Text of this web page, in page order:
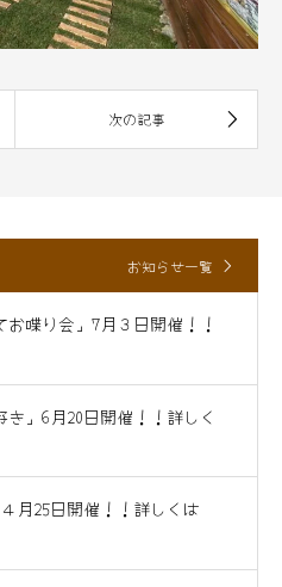
お知らせ一覧
喋り会」7月３日開催！！
」6月20日開催！！詳しく
月25日開催！！詳しくは